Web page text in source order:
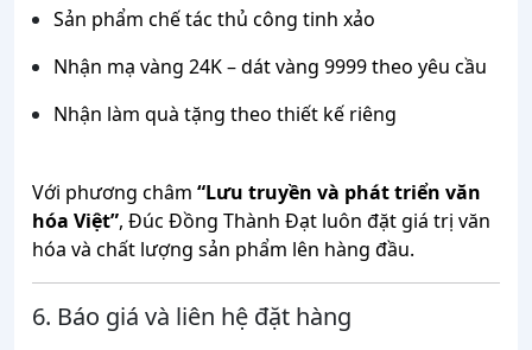
Sản phẩm chế tác thủ công tinh xảo
Nhận mạ vàng 24K – dát vàng 9999 theo yêu cầu
Nhận làm quà tặng theo thiết kế riêng
Với phương châm “Lưu truyền và phát triển văn
hóa Việt”, Đúc Đồng Thành Đạt luôn đặt giá trị văn
hóa và chất lượng sản phẩm lên hàng đầu.
6. Báo giá và liên hệ đặt hàng